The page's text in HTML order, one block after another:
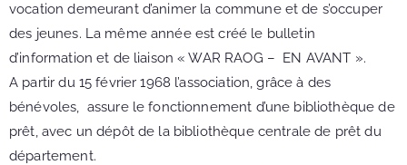
vocation demeurant d’animer la commune et de s’occuper
des jeunes. La même année est créé le bulletin
d’information et de liaison « WAR RAOG – EN AVANT ».
A partir du 15 février 1968 l’association, grâce à des
bénévoles, assure le fonctionnement d’une bibliothèque de
prêt, avec un dépôt de la bibliothèque centrale de prêt du
département.